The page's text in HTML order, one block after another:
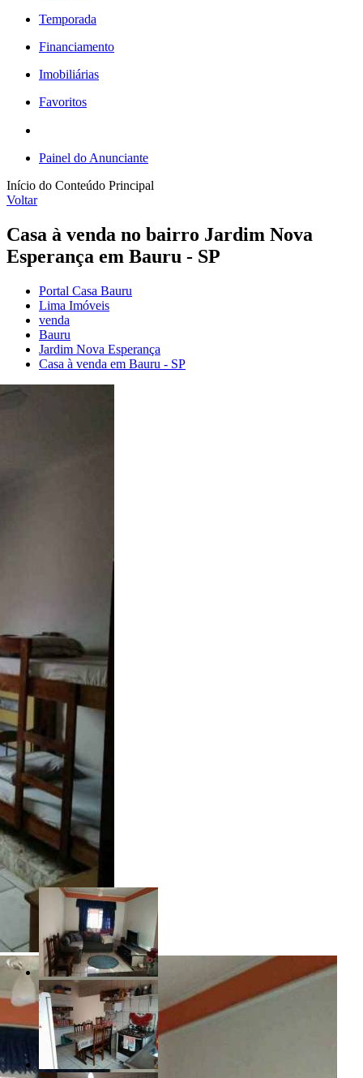
Temporada
Financiamento
Imobiliárias
Favoritos
Painel do Anunciante
Início do Conteúdo Principal
Voltar
Casa à venda no bairro Jardim Nova
Esperança em Bauru - SP
Portal Casa Bauru
Lima Imóveis
venda
Bauru
Jardim Nova Esperança
Casa à venda em Bauru - SP